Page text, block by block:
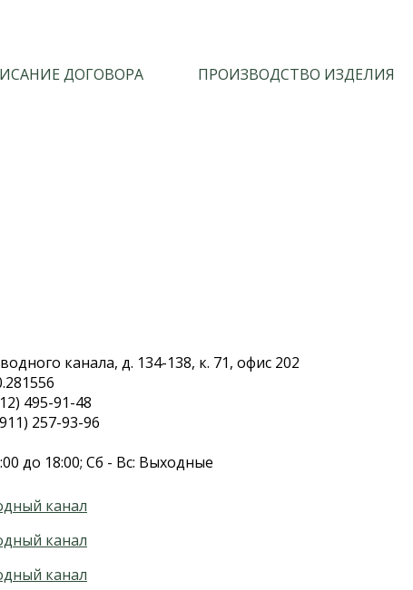
ДОГОВОРА ПРОИЗВОДСТВО ИЗДЕЛИЯ
канала, д. 134-138, к. 71, офис 202
495-91-48
257-93-96
до 18:00; Сб - Вс: Выходные